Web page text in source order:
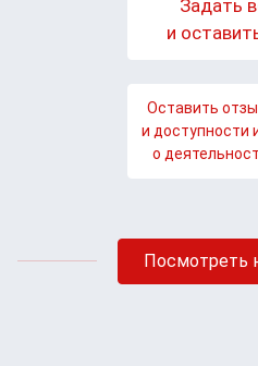
Задать
и
Оставить
и доступности
о
Посмотреть